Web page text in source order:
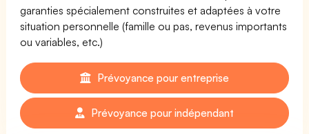
garanties spécialement construites et adaptées à votre
situation personnelle (famille ou pas, revenus importants
ou variables, etc.)
Prévoyance pour entreprise
Prévoyance pour indépendant